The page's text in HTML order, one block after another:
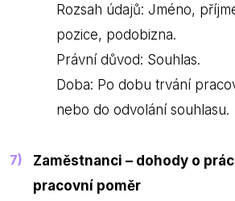
Rozsah údajů: Jméno,
pozice, podobizna.
Právní důvod: Souhlas.
Doba: Po dobu trvání
nebo do odvolání souhlasu.
Zaměstnanci – dohody o
pracovní poměr